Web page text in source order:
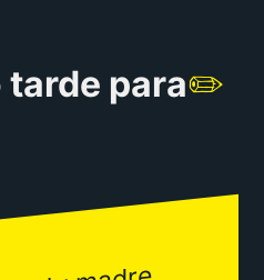
tarde para✏️